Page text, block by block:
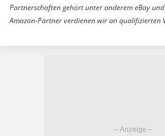
Partnerschaften gehört unter anderem eBay
Amazon-Partner verdienen wir an qualifizierten